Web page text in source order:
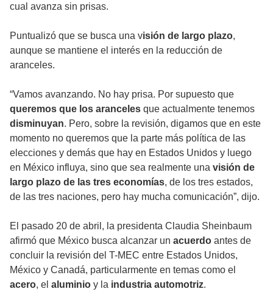
cual avanza sin prisas.
Puntualizó que se busca una visión de largo plazo,
aunque se mantiene el interés en la reducción de
aranceles.
“Vamos avanzando. No hay prisa. Por supuesto que
queremos que los aranceles que actualmente tenemos
disminuyan. Pero, sobre la revisión, digamos que en este
momento no queremos que la parte más política de las
elecciones y demás que hay en Estados Unidos y luego
en México influya, sino que sea realmente una visión de
largo plazo de las tres economías, de los tres estados,
de las tres naciones, pero hay mucha comunicación”, dijo.
El pasado 20 de abril, la presidenta Claudia Sheinbaum
afirmó que México busca alcanzar un acuerdo antes de
concluir la revisión del T-MEC entre Estados Unidos,
México y Canadá, particularmente en temas como el
acero, el aluminio y la industria automotriz.